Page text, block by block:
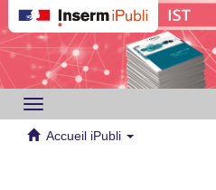
Toggle
navigation
Accueil iPubli